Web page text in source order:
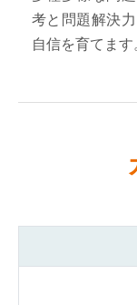
考と問題解決
自信を育てます